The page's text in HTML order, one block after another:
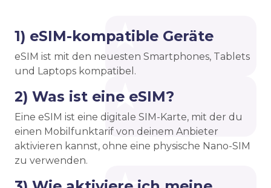
1) eSIM-kompatible Geräte
eSIM ist mit den neuesten Smartphones, Tablets
und Laptops kompatibel.
2) Was ist eine eSIM?
Eine eSIM ist eine digitale SIM-Karte, mit der du
einen Mobilfunktarif von deinem Anbieter
aktivieren kannst, ohne eine physische Nano-SIM
zu verwenden.